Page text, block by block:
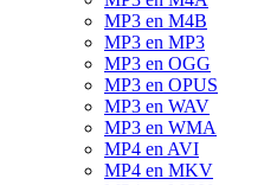
MP3 en M4B
MP3 en MP3
MP3 en OGG
MP3 en OPUS
MP3 en WAV
MP3 en WMA
MP4 en AVI
MP4 en MKV